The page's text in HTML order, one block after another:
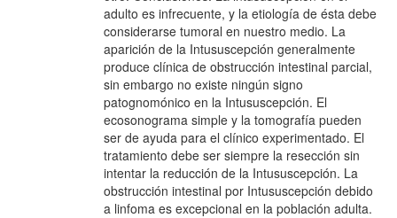
adulto es infrecuente, y la etiología de ésta debe
considerarse tumoral en nuestro medio. La
aparición de la Intususcepción generalmente
produce clínica de obstrucción intestinal parcial,
sin embargo no existe ningún signo
patognomónico en la Intususcepción. El
ecosonograma simple y la tomografía pueden
ser de ayuda para el clínico experimentado. El
tratamiento debe ser siempre la resección sin
intentar la reducción de la Intususcepción. La
obstrucción intestinal por Intususcepción debido
a linfoma es excepcional en la población adulta.